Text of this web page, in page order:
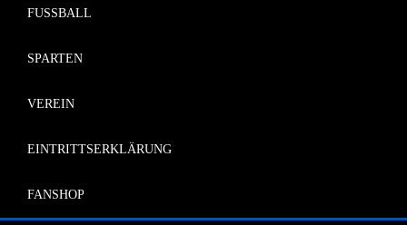
FUSSBALL
SPARTEN
VEREIN
EINTRITTSERKLÄRUNG
FANSHOP